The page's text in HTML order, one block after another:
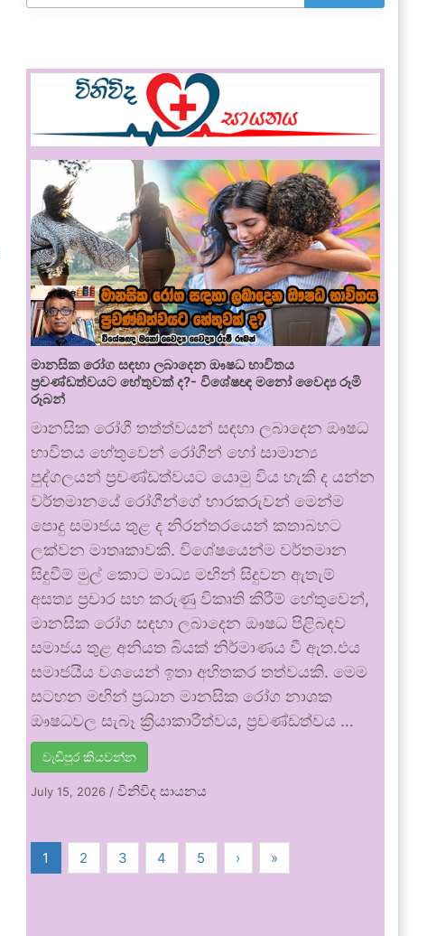
මානසික රෝග සඳහා ලබාදෙන ඖෂධ භාවිතය
ප්‍රචණ්ඩත්වයට හේතුවක් ද?- විශේෂඥ මනෝ වෛද්‍ය රූමි
රූබන්
මානසික රෝගී තත්ත්වයන් සඳහා ලබාදෙන ඖෂධ
භාවිතය හේතුවෙන් රෝගීන් හෝ සාමාන්‍ය
පුද්ගලයන් ප්‍රචණ්ඩත්වයට යොමු විය හැකි ද යන්න
වර්තමානයේ රෝගීන්ගේ භාරකරුවන් මෙන්ම
පොදු සමාජය තුළ ද නිරන්තරයෙන් කතාබහට
ලක්වන මාතෘකාවකි. විශේෂයෙන්ම වර්තමාන
සිදුවීම් මුල් කොට මාධ්‍ය මඟින් සිදුවන ඇතැම්
අසත්‍ය ප්‍රචාර සහ කරුණු විකෘති කිරීම් හේතුවෙන්,
මානසික රෝග සඳහා ලබාදෙන ඖෂධ පිළිබඳව
සමාජය තුළ අනියත බියක් නිර්මාණය වී ඇත.එය
සමාජයීය වශයෙන් ඉතා අහිතකර තත්වයකි. මෙම
සටහන මඟින් ප්‍රධාන මානසික රෝග නාශක
ඖෂධවල සැබෑ ක්‍රියාකාරීත්වය, ප්‍රචණ්ඩත්වය …
වැඩිපුර කියවන්න
July 15, 2026 /විනිවිද සායනය
1 2 3 4 5 › »